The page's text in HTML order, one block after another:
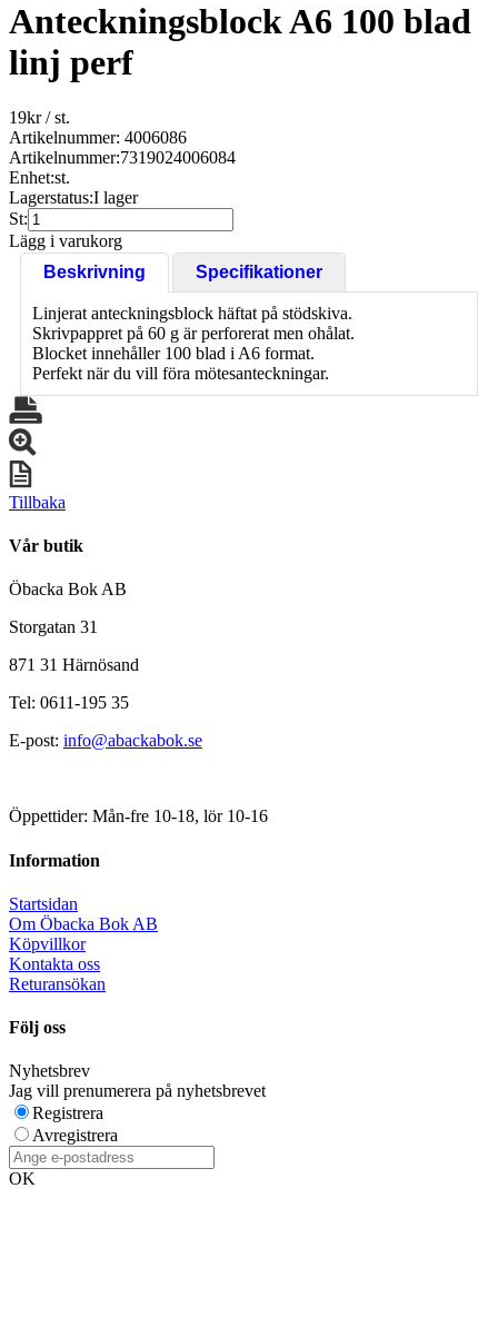
Anteckningsblock A6 100 blad
linj perf
19kr/ st.
Artikelnummer: 4006086
Artikelnummer:7319024006084
Enhet:st.
Lagerstatus:I lager
St:
Lägg i varukorg
Beskrivning
Specifikationer
Linjerat anteckningsblock häftat på stödskiva.
Skrivpappret på 60 g är perforerat men ohålat.
Blocket innehåller 100 blad i A6 format.
Perfekt när du vill föra mötesanteckningar.
Tillbaka
Vår butik
Öbacka Bok AB
Storgatan 31
871 31 Härnösand
Tel: 0611-195 35
E-post: info@abackabok.se
Öppettider: Mån-fre 10-18, lör 10-16
Information
Startsidan
Om Öbacka Bok AB
Köpvillkor
Kontakta oss
Returansökan
Följ oss
Nyhetsbrev
Jag vill prenumerera på nyhetsbrevet
Registrera
Avregistrera
OK